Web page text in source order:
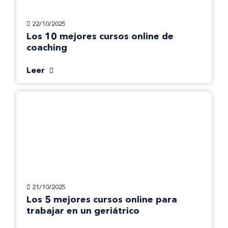
22/10/2025
Los 10 mejores cursos online de
coaching
Leer
21/10/2025
Los 5 mejores cursos online para
trabajar en un geriátrico